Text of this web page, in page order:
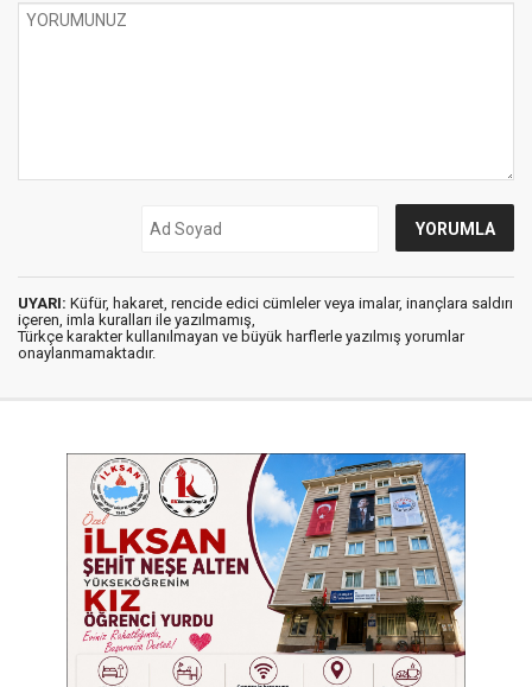
UYARI: Küfür, hakaret, rencide edici cümleler veya imalar, inançlara saldırı
içeren, imla kuralları ile yazılmamış,
Türkçe karakter kullanılmayan ve büyük harflerle yazılmış yorumlar
onaylanmamaktadır.